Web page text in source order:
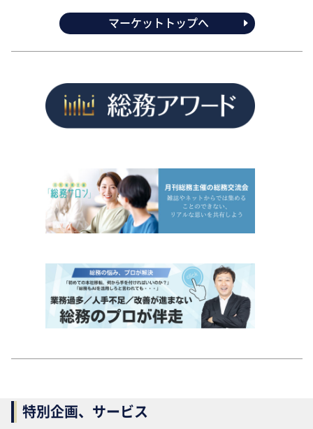
マーケットトップへ
特別企画、サービス